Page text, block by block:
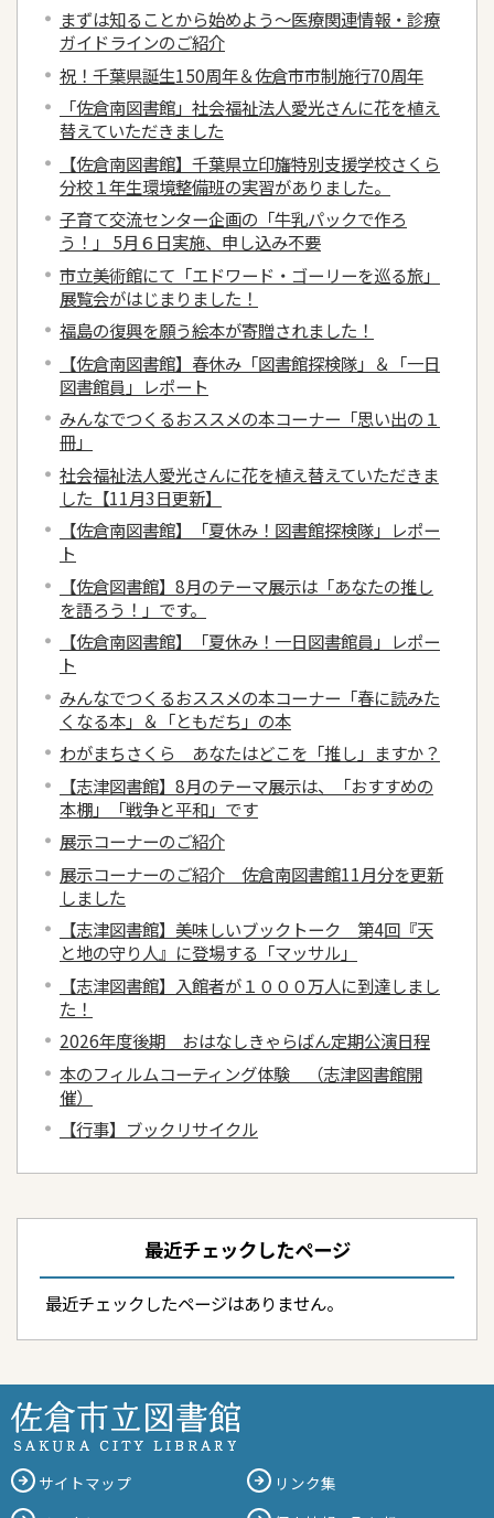
まずは知ることから始めよう～医療関連情報・診療
ガイドラインのご紹介
祝！千葉県誕生150周年＆佐倉市市制施行70周年
「佐倉南図書館」社会福祉法人愛光さんに花を植え
替えていただきました
【佐倉南図書館】千葉県立印旛特別支援学校さくら
分校１年生環境整備班の実習がありました。
子育て交流センター企画の「牛乳パックで作ろ
う！」 5月６日実施、申し込み不要
市立美術館にて「エドワード・ゴーリーを巡る旅」
展覧会がはじまりました！
福島の復興を願う絵本が寄贈されました！
【佐倉南図書館】春休み「図書館探検隊」＆「一日
図書館員」レポート
みんなでつくるおススメの本コーナー「思い出の１
冊」
社会福祉法人愛光さんに花を植え替えていただきま
した【11月3日更新】
【佐倉南図書館】「夏休み！図書館探検隊」レポー
ト
【佐倉図書館】8月のテーマ展示は「あなたの推し
を語ろう！」です。
【佐倉南図書館】「夏休み！一日図書館員」レポー
ト
みんなでつくるおススメの本コーナー「春に読みた
くなる本」＆「ともだち」の本
わがまちさくら あなたはどこを「推し」ますか？
【志津図書館】8月のテーマ展示は、「おすすめの
本棚」「戦争と平和」です
展示コーナーのご紹介
展示コーナーのご紹介 佐倉南図書館11月分を更新
しました
【志津図書館】美味しいブックトーク 第4回『天
と地の守り人』に登場する「マッサル」
【志津図書館】入館者が１０００万人に到達しまし
た！
2026年度後期 おはなしきゃらばん定期公演日程
本のフィルムコーティング体験 （志津図書館開
催）
【行事】ブックリサイクル
最近チェックしたページ
最近チェックしたページはありません。
サイトマップ
リンク集